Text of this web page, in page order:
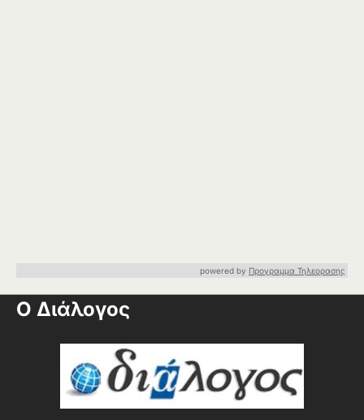
powered by Προγραμμα Τηλεορασης
Ο Διάλογος